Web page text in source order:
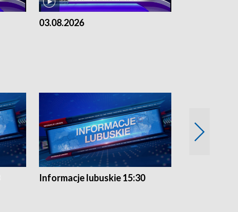
03.08.2026
Informacje lubuskie 15:30